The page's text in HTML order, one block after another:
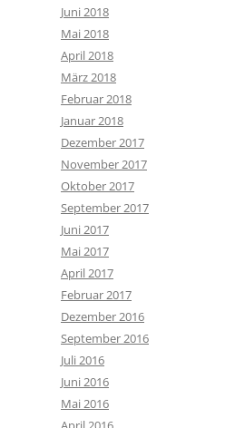
Juni 2018
Mai 2018
April 2018
März 2018
Februar 2018
Januar 2018
Dezember 2017
November 2017
Oktober 2017
September 2017
Juni 2017
Mai 2017
April 2017
Februar 2017
Dezember 2016
September 2016
Juli 2016
Juni 2016
Mai 2016